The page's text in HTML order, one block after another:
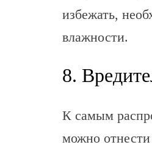
избежать,
влажности.
8.
К самым
можно